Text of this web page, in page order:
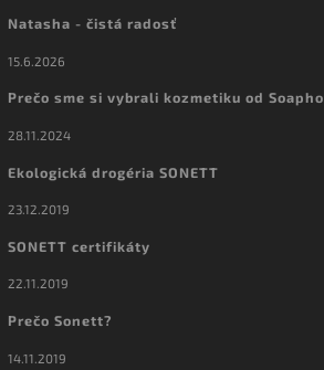
Natasha - čistá radosť
15.6.2026
Prečo sme si vybrali kozmetiku od
28.11.2024
Ekologická drogéria SONETT
23.12.2019
SONETT certifikáty
22.11.2019
Prečo Sonett?
14.11.2019